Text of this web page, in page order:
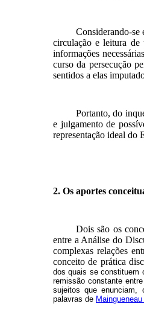
Considerando-se
circulação e leitura
informações
curso da persecução
sentidos a elas
Portanto,do
e julgamento de
representação ideal do
2. Os aportes
Dois são os
entre a Análise do
complexas relações
conceito de prática
dos quais se constituem
remissão constante
sujeitos queenunciam,
palavras de Maingueneau